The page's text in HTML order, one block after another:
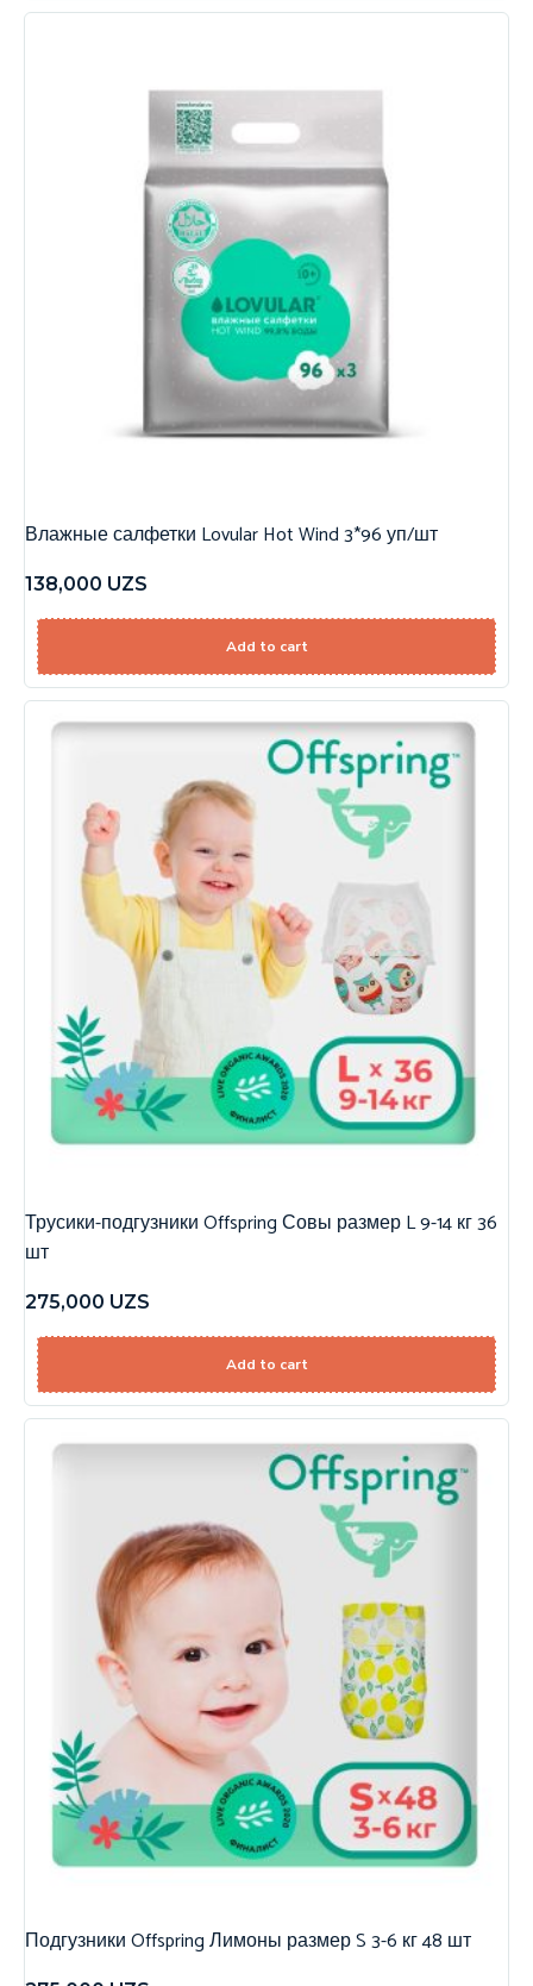
Влажные салфетки Lovular Hot Wind 3*96 уп/шт
138,000 UZS
Add to cart
Трусики-подгузники Offspring Совы размер L 9-14 кг 36
шт
275,000 UZS
Add to cart
Подгузники Offspring Лимоны размер S 3-6 кг 48 шт